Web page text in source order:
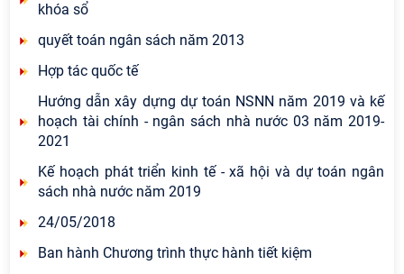
khóa sổ
quyết toán ngân sách năm 2013
Hợp tác quốc tế
Hướng dẫn xây dựng dự toán NSNN năm 2019 và kế
hoạch tài chính - ngân sách nhà nước 03 năm 2019-
2021
Kế hoạch phát triển kinh tế - xã hội và dự toán ngân
sách nhà nước năm 2019
24/05/2018
Ban hành Chương trình thực hành tiết kiệm